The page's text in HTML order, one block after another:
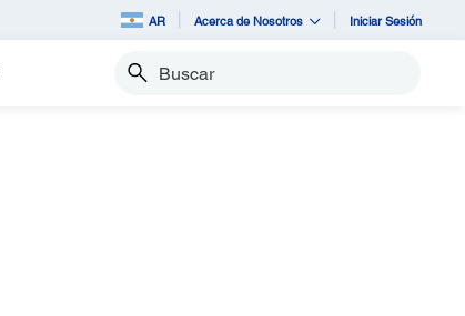
AR Acerca de Nosotros Iniciar Sesión
Buscar